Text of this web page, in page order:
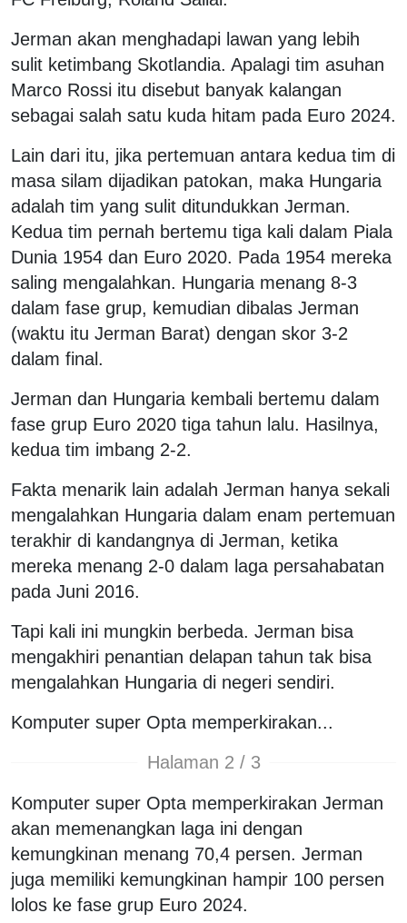
Jerman akan menghadapi lawan yang lebih
sulit ketimbang Skotlandia. Apalagi tim asuhan
Marco Rossi itu disebut banyak kalangan
sebagai salah satu kuda hitam pada Euro 2024.
Lain dari itu, jika pertemuan antara kedua tim di
masa silam dijadikan patokan, maka Hungaria
adalah tim yang sulit ditundukkan Jerman.
Kedua tim pernah bertemu tiga kali dalam Piala
Dunia 1954 dan Euro 2020. Pada 1954 mereka
saling mengalahkan. Hungaria menang 8-3
dalam fase grup, kemudian dibalas Jerman
(waktu itu Jerman Barat) dengan skor 3-2
dalam final.
Jerman dan Hungaria kembali bertemu dalam
fase grup Euro 2020 tiga tahun lalu. Hasilnya,
kedua tim imbang 2-2.
Fakta menarik lain adalah Jerman hanya sekali
mengalahkan Hungaria dalam enam pertemuan
terakhir di kandangnya di Jerman, ketika
mereka menang 2-0 dalam laga persahabatan
pada Juni 2016.
Tapi kali ini mungkin berbeda. Jerman bisa
mengakhiri penantian delapan tahun tak bisa
mengalahkan Hungaria di negeri sendiri.
Komputer super Opta memperkirakan...
Halaman 2 / 3
Komputer super Opta memperkirakan Jerman
akan memenangkan laga ini dengan
kemungkinan menang 70,4 persen. Jerman
juga memiliki kemungkinan hampir 100 persen
lolos ke fase grup Euro 2024.